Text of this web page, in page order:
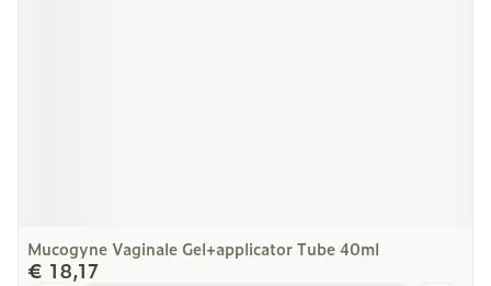
Mucogyne Vaginale Gel+applicator Tube 40ml
€ 18,17